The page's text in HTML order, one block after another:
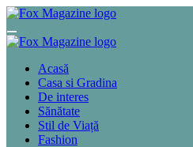
Sari
conținut
Acasă
Casa si Gradina
De interes
Sănătate
Stil de Viață
Fashion